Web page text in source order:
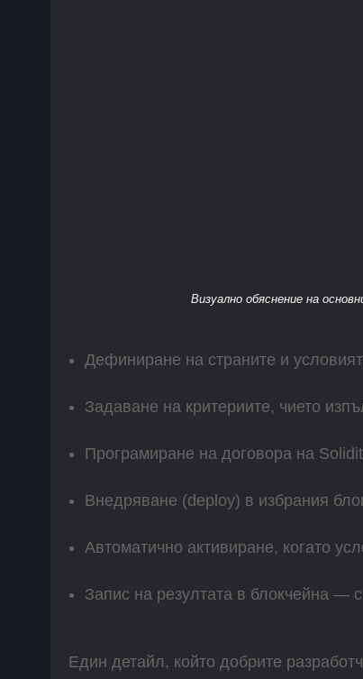
Визуално обяснение на
Дефиниране на страните и
Задаване на критериите, чието
Програмиране на договора на
Внедряване (deploy) в избрания
Автоматично активиране, когато
Запис на резултата в блокчейна —
Един детайл, който добрите